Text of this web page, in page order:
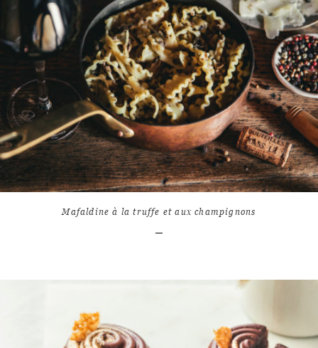
LIRE L'ARTICLE
19 10311
Mafaldine à la truffe et aux champignons